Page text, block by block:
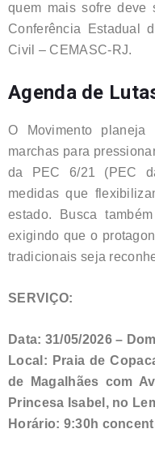
quem mais sofre deve
Conferência Estadual
Civil – CEMASC-RJ.
Agenda de
O Movimento
marchas para
da PEC 6/21 (PEC
medidas que
estado. Busca
exigindo que o
tradicionais seja
SERVIÇO:
Data: 31/05/2026 –
Local: Praia de
de Magalhães com
Princesa Isabel, no
Horário: 9:30h